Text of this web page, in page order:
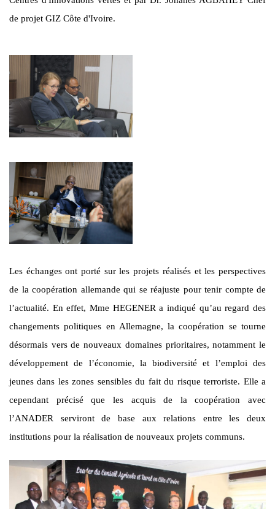
de projet GIZ Côte d'Ivoire.
Les échanges ont porté sur les projets réalisés et les perspectives
de la coopération allemande qui se réajuste pour tenir compte de
l’actualité. En effet, Mme HEGENER a indiqué qu’au regard des
changements politiques en Allemagne, la coopération se tourne
désormais vers de nouveaux domaines prioritaires, notamment le
développement de l’économie, la biodiversité et l’emploi des
jeunes dans les zones sensibles du fait du risque terroriste. Elle a
cependant précisé que les acquis de la coopération avec
l’ANADER serviront de base aux relations entre les deux
institutions pour la réalisation de nouveaux projets communs.